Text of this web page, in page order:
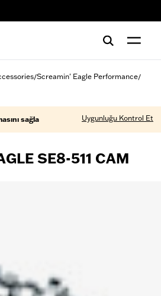
/Screamin' Eagle Performance/
sağla Uygunluğu Kontrol Et
SE8-511 CAM